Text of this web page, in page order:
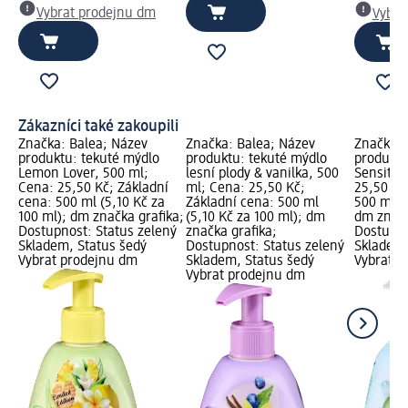
Vybrat prodejnu dm
Zákazníci také zakoupili
Značka: Balea; Název
produktu: tekuté mýdlo
Lemon Lover, 500 ml;
Cena: 25,50 Kč; Základní
cena: 500 ml (5,10 Kč za
100 ml); dm značka grafika;
Dostupnost: Status zelený
Skladem, Status šedý
Vybrat prodejnu dm
Značka: Balea; Název
produktu: tekuté mýdlo
lesní plody & vanilka, 500
ml; Cena: 25,50 Kč;
Základní cena: 500 ml
(5,10 Kč za 100 ml); dm
značka grafika;
Dostupnost: Status zelený
Skladem, Status šedý
Vybrat prodejnu dm
Značka:
25,50
500 ml
dm
Vybrat